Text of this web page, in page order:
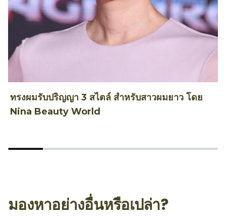
ทรงผมรับปริญญา 3 สไตล์ สำหรับสาวผมยาว โดย
Nina Beauty World